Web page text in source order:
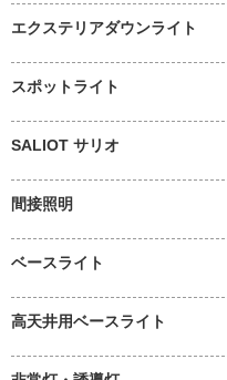
エクステリアダウンライト
スポットライト
SALIOT サリオ
間接照明
ベースライト
高天井用ベースライト